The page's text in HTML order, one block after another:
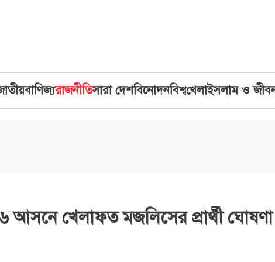
বাণিজ্যরাজনীতিসারা দেশবিনোদনবিশ্বখেলাইসলাম ও
আসনে খেলাফত মজলিসের প্রার্থী ঘোষণা